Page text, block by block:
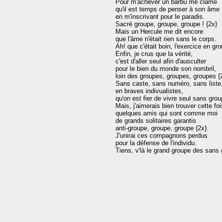
Pour m'achever un barbu me clame
qu'il est temps de penser à son âme
en m'inscrivant pour le paradis.
Sacré groupe, groupe, groupe ! {2x}
Mais un Hercule me dit encore
que l'âme n'était rien sans le corps.
Ah! que c'était boin, l'exercice en
Enfin, je crus que la vérité,
c'est d'aller seul afin d'ausculter
pour le bien du monde son nombril,
loin des groupes, groupes, groupes
Sans caste, sans numéro, sans
en braves indivualistes,
qu'on est fier de vivre seul sans
Mais, j'aimerais bien trouver cette
quelques amis qui sont comme moi
de grands solitaires garantis
anti-groupe, groupe, groupe {2x}.
J'unirai ces compagnons perdus
pour la défense de l'individu.